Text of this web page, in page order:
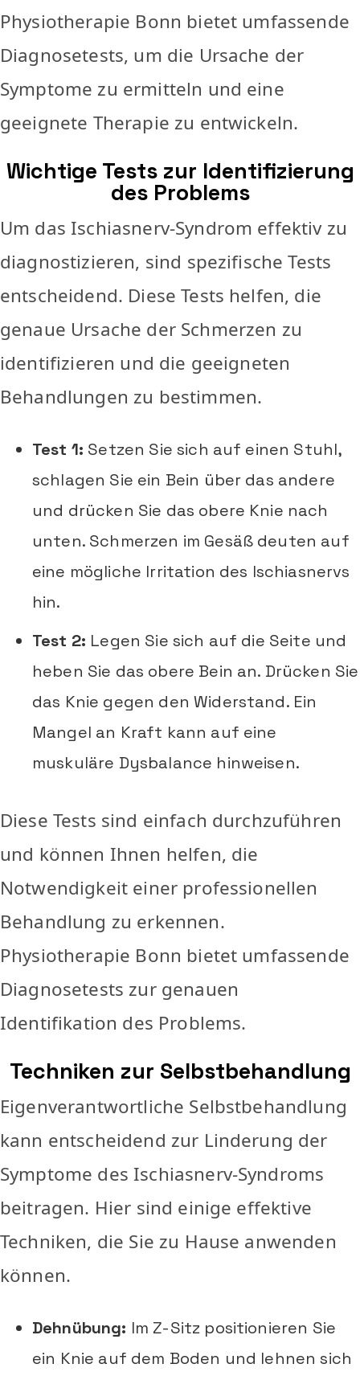
Physiotherapie Bonn bietet umfassende
Diagnosetests, um die Ursache der
Symptome zu ermitteln und eine
geeignete Therapie zu entwickeln.
Wichtige Tests zur Identifizierung
des Problems
Um das Ischiasnerv-Syndrom effektiv zu
diagnostizieren, sind spezifische Tests
entscheidend. Diese Tests helfen, die
genaue Ursache der Schmerzen zu
identifizieren und die geeigneten
Behandlungen zu bestimmen.
Test 1: Setzen Sie sich auf einen Stuhl,
schlagen Sie ein Bein über das andere
und drücken Sie das obere Knie nach
unten. Schmerzen im Gesäß deuten auf
eine mögliche Irritation des Ischiasnervs
hin.
Test 2: Legen Sie sich auf die Seite und
heben Sie das obere Bein an. Drücken Sie
das Knie gegen den Widerstand. Ein
Mangel an Kraft kann auf eine
muskuläre Dysbalance hinweisen.
Diese Tests sind einfach durchzuführen
und können Ihnen helfen, die
Notwendigkeit einer professionellen
Behandlung zu erkennen.
Physiotherapie Bonn bietet umfassende
Diagnosetests zur genauen
Identifikation des Problems.
Techniken zur Selbstbehandlung
Eigenverantwortliche Selbstbehandlung
kann entscheidend zur Linderung der
Symptome des Ischiasnerv-Syndroms
beitragen. Hier sind einige effektive
Techniken, die Sie zu Hause anwenden
können.
Dehnübung: Im Z-Sitz positionieren Sie
ein Knie auf dem Boden und lehnen sich